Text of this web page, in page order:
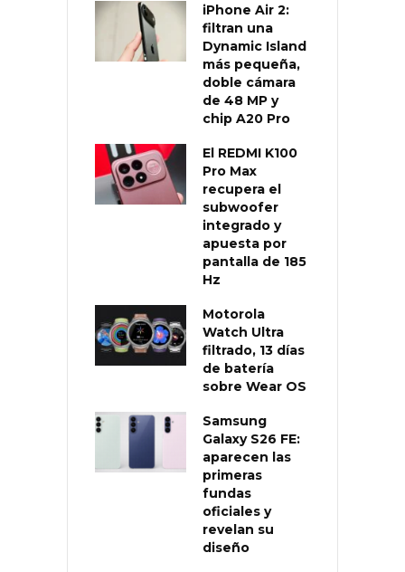
iPhone Air 2:
filtran una
Dynamic Island
más pequeña,
doble cámara
de 48 MP y
chip A20 Pro
El REDMI K100
Pro Max
recupera el
subwoofer
integrado y
apuesta por
pantalla de 185
Hz
Motorola
Watch Ultra
filtrado, 13 días
de batería
sobre Wear OS
Samsung
Galaxy S26 FE:
aparecen las
primeras
fundas
oficiales y
revelan su
diseño